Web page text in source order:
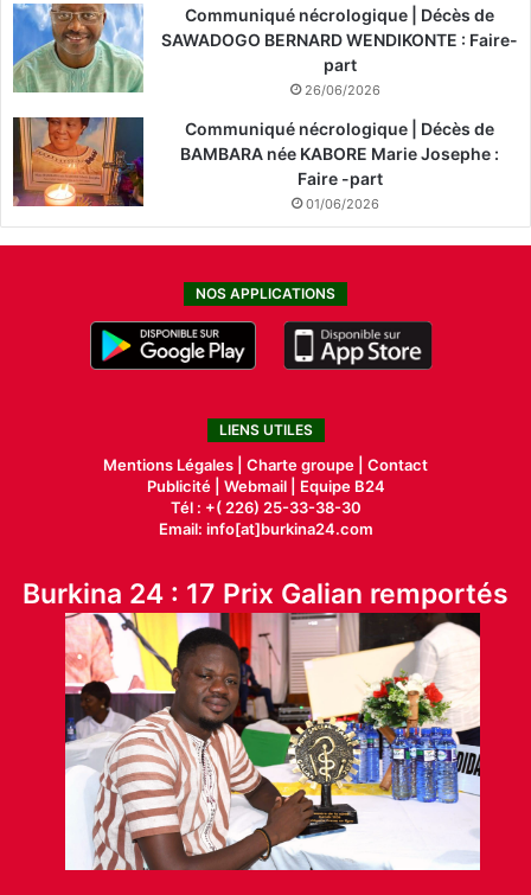
Communiqué nécrologique | Décès de
SAWADOGO BERNARD WENDIKONTE : Faire-
part
26/06/2026
Communiqué nécrologique | Décès de
BAMBARA née KABORE Marie Josephe :
Faire -part
01/06/2026
NOS APPLICATIONS
LIENS UTILES
Mentions Légales | Charte groupe | Contact
Publicité| Webmail |
Equipe B24
Tél : +( 226) 25-33-38-30
Email: info[at]burkina24.com
Burkina 24 : 17 Prix Galian remportés